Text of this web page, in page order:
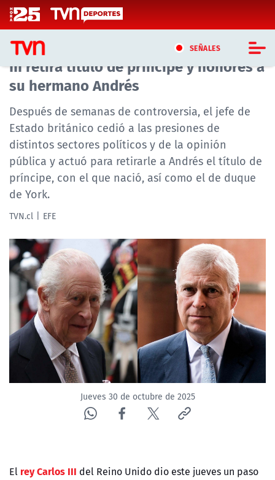
Click acá para ir directamente al contenido
SEÑALES
CASTING MASTERCHEF CHILE
CASTING TVN VERTICAL
TVN VERTICAL
TVN PLAY
NTV
ACTUALIDAD Y TENDENCIAS
CORPORATIVO Y TRANSPARENCIA
CANAL DE DENUNCIAS
ÁREA DE PROYECTOS
Por vínculos con Epstein: Rey Carlos
III retira título de príncipe y honores a
su hermano Andrés
Después de semanas de controversia, el jefe de
Estado británico cedió a las presiones de
distintos sectores políticos y de la opinión
pública y actuó para retirarle a Andrés el título de
príncipe, con el que nació, así como el de duque
de York.
TVN.cl EFE
Jueves 30 de octubre de 2025
El rey Carlos III del Reino Unido dio este jueves un paso